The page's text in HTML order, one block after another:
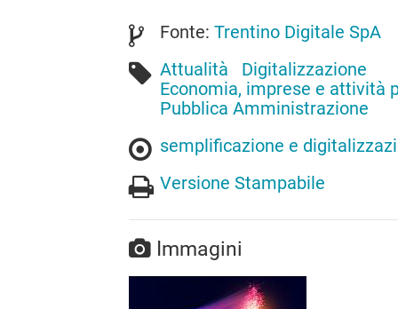
Fonte: Trentino Digitale SpA
Attualità
Digitalizzazione
Economia, imprese e attività
Pubblica Amministrazione
semplificazione e
Versione Stampabile
Immagini